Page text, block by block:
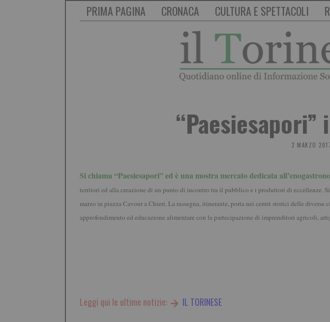
PRIMA PAGINA CRONACA CULTURA E SPETTACOLI
“Paesiesapori”
2 MARZO
Si chiama “Paesiesapori” ed è una mostra mercato dedicata
territori ed alla creazione di un punto di incontro tra il pubblico e i produttori di eccellenze. Si
marzo in piazza Cavour a Chieri. La rassegna, itinerante, porta nei centri storici delle
approfondimento ed educazione alimentare con la partecipazione di imprenditori agricoli,
Leggi qui le ultime notizie: IL TORINESE